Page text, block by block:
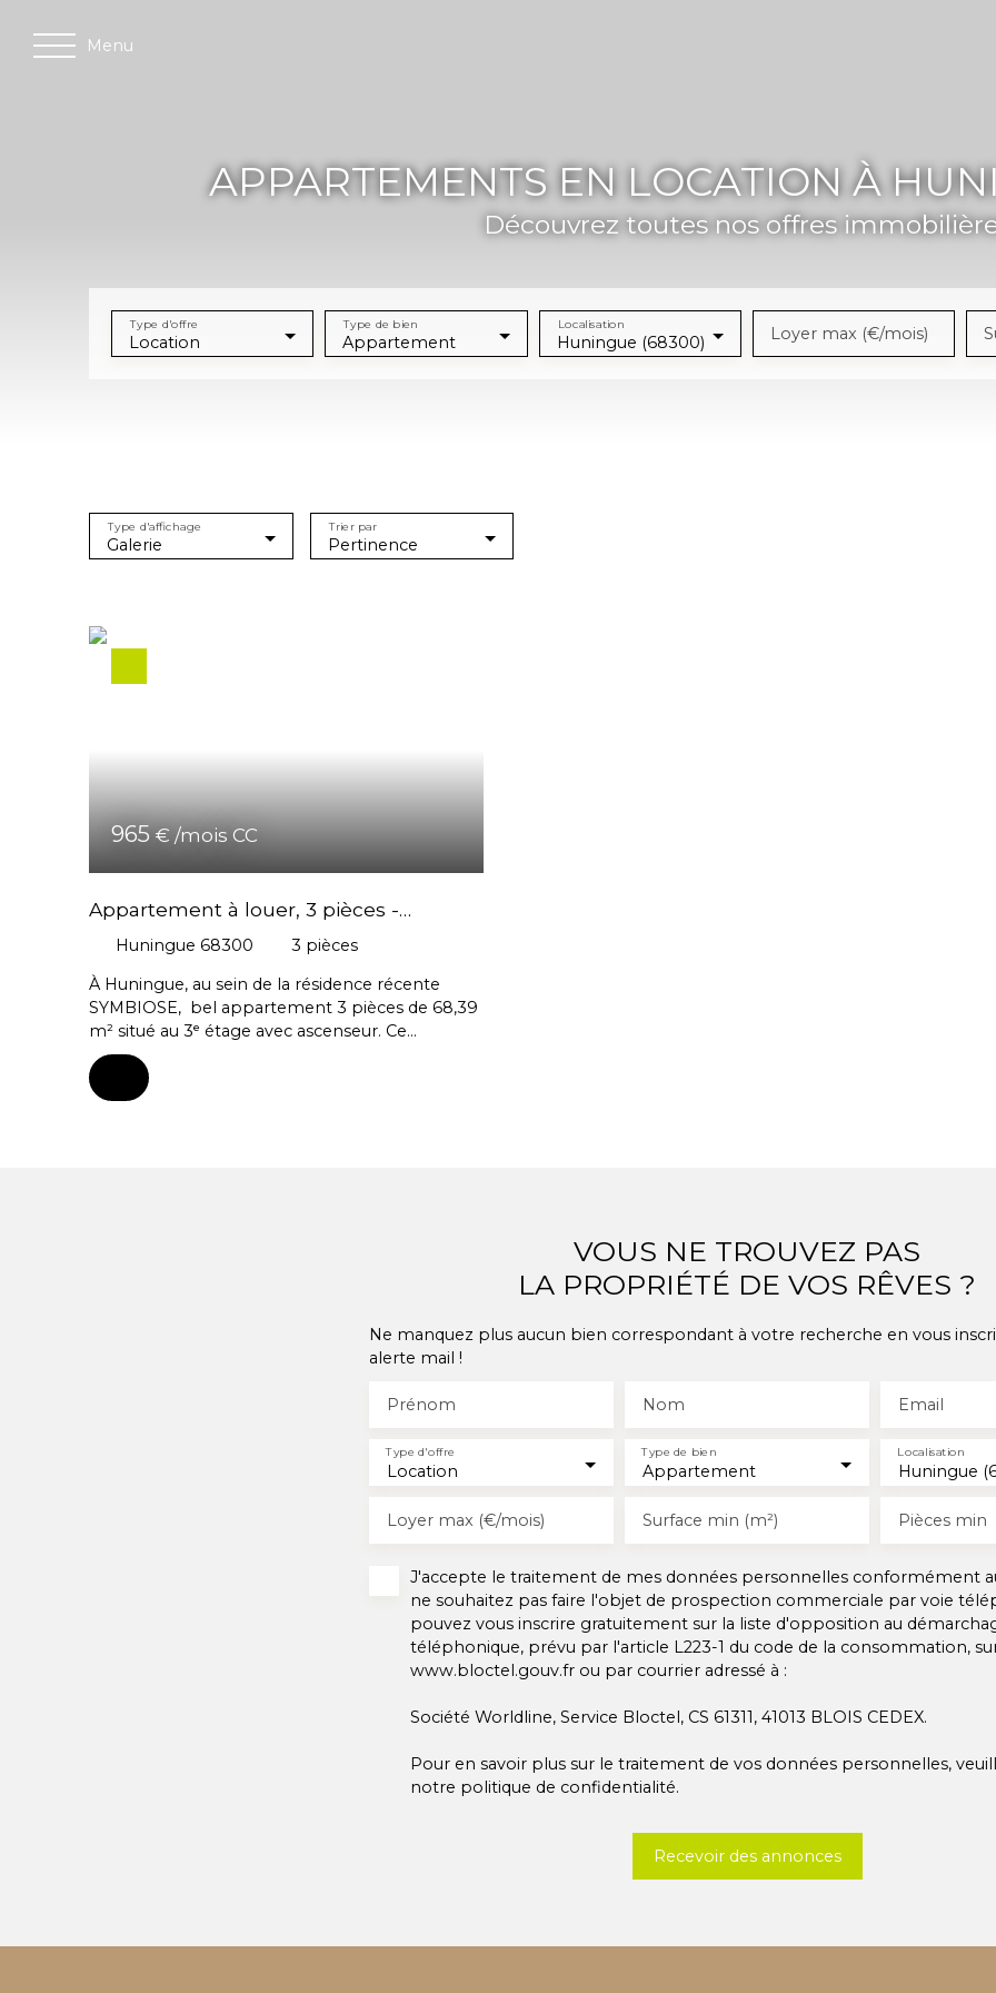
Menu
APPARTEMENTS EN LOCATION À
Découvrez toutes nos offres
Location
Type d'offre
Appartement
Type de bien
Huningue (68300)
Localisation Loyer max (€/mois)
Galerie
Type d'affichage
Pertinence
Trier par
965€ /mois CC
Appartement à louer, 3 pièces -
Huningue 68300
Huningue 68300 3 pièces
À Huningue, au sein de la résidence récente
SYMBIOSE, bel appartement 3 pièces de 68,39
m² situé au 3ᵉ étage avec ascenseur. Ce
logement lumineux dispose d’un spacieux
balcon de 20,97 m² exposé plein sud, idéal pour
profiter des beaux jours. Il se compose d’une
VOUS NE TROUVEZ PAS
LA PROPRIÉTÉ DE VOS RÊVES ?
Ne manquez plus aucun bien correspondant à votre recherche en vous
alerte mail !
Prénom Nom Email
Location
Type d'offre
Appartement
Type de bien
Huningue
Localisation
Loyer max (€/mois) Surface min (m²) Pièces min
J'accepte le traitement de mes données personnelles conformément
ne souhaitez pas faire l'objet de prospection commerciale par voie
pouvez vous inscrire gratuitement sur la liste d'opposition au
téléphonique, prévu par l'article L223-1 du code de la consommation,
www.bloctel.gouv.fr ou par courrier adressé à :
Société Worldline, Service Bloctel, CS 61311, 41013 BLOIS CEDEX.
Pour en savoir plus sur le traitement de vos données personnelles,
notre politique de confidentialité.
Recevoir des annonces